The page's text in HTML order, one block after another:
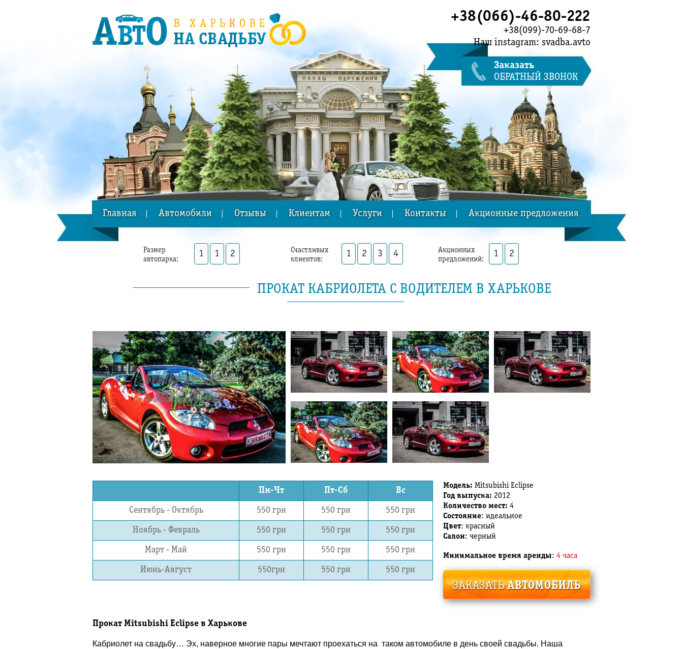
+38(066)-46-80-222
+38(099)-70-69-68-7
Наш instagram: svadba.avto
Заказать
ОБРАТНЫЙ ЗВОНОК
Главная Автомобили Отзывы Клиентам Услуги Контакты Акционные предложения
Размер
автопарка:
1 1 2
Счастливых
клиентов:
1 2 3 4
Акционных
предложений:
1 2
ПРОКАТ КАБРИОЛЕТА С ВОДИТЕЛЕМ В ХАРЬКОВЕ
Пн-Чт Пт-Сб Вс
Сентябрь - Октябрь 550 грн 550 грн 550 грн
Ноябрь - Февраль 550 грн 550 грн 550 грн
Март - Май 550 грн 550 грн 550 грн
Июнь-Август 550грн 550 грн 550 грн
Модель: Mitsubishi Eclipse
Год выпуска: 2012
Количество мест: 4
Состояние: идеальное
Цвет: красный
Салон: черный
Минимальное время аренды: 4 часа
Прокат Mitsubishi Eclipse в Харькове
Кабриолет на свадьбу… Эх, наверное многие пары мечтают проехаться на таком автомобиле в день своей свадьбы. Наша